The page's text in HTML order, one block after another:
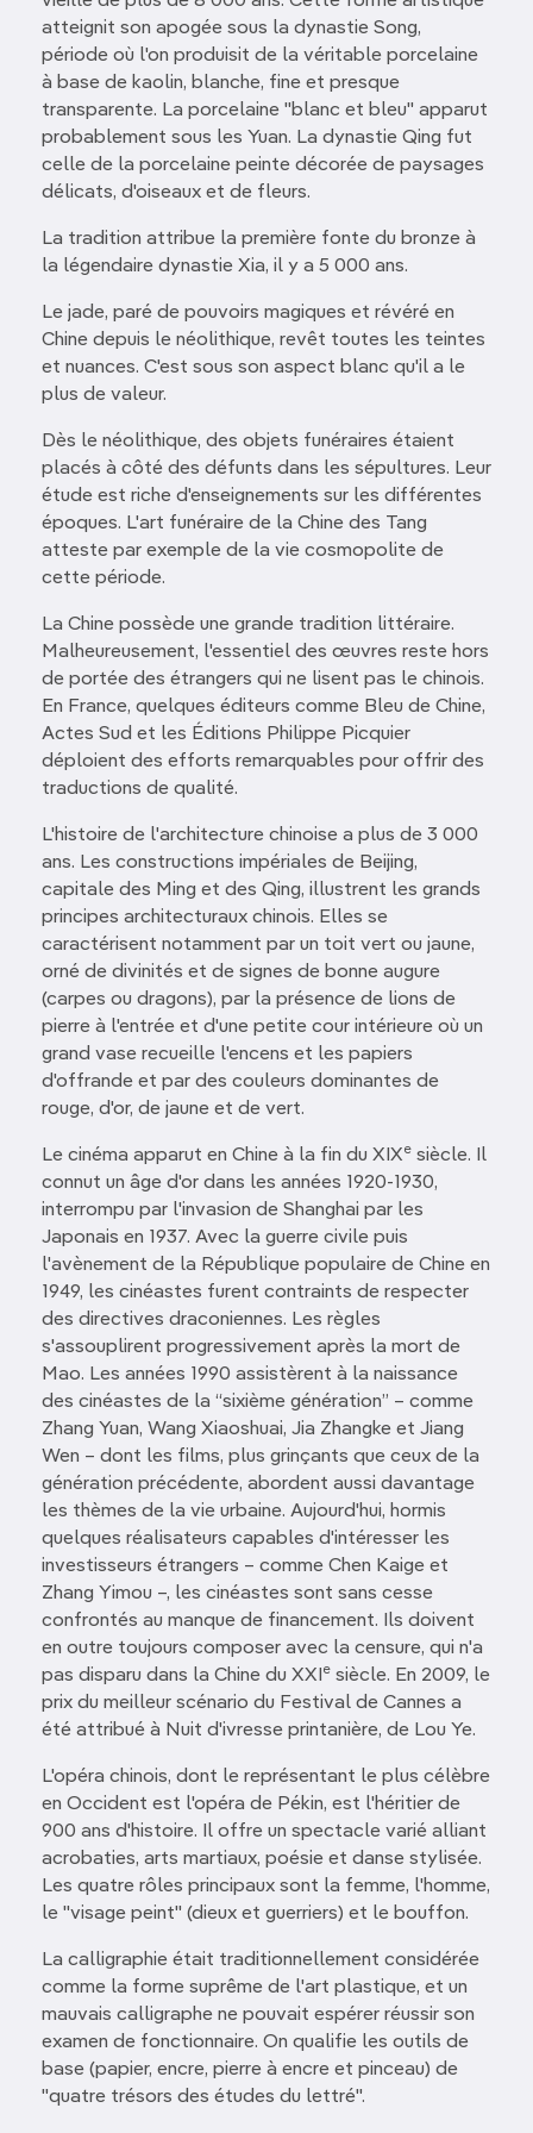
atteignit son apogée sous la dynastie Song,
période où l'on produisit de la véritable porcelaine
à base de kaolin, blanche, fine et presque
transparente. La porcelaine "blanc et bleu" apparut
probablement sous les Yuan. La dynastie Qing fut
celle de la porcelaine peinte décorée de paysages
délicats, d'oiseaux et de fleurs.
La tradition attribue la première fonte du bronze à
la légendaire dynastie Xia, il y a 5 000 ans.
Le jade, paré de pouvoirs magiques et révéré en
Chine depuis le néolithique, revêt toutes les teintes
et nuances. C'est sous son aspect blanc qu'il a le
plus de valeur.
Dès le néolithique, des objets funéraires étaient
placés à côté des défunts dans les sépultures. Leur
étude est riche d'enseignements sur les différentes
époques. L'art funéraire de la Chine des Tang
atteste par exemple de la vie cosmopolite de
cette période.
La Chine possède une grande tradition littéraire.
Malheureusement, l'essentiel des œuvres reste hors
de portée des étrangers qui ne lisent pas le chinois.
En France, quelques éditeurs comme Bleu de Chine,
Actes Sud et les Éditions Philippe Picquier
déploient des efforts remarquables pour offrir des
traductions de qualité.
L'histoire de l'architecture chinoise a plus de 3 000
ans. Les constructions impériales de Beijing,
capitale des Ming et des Qing, illustrent les grands
principes architecturaux chinois. Elles se
caractérisent notamment par un toit vert ou jaune,
orné de divinités et de signes de bonne augure
(carpes ou dragons), par la présence de lions de
pierre à l'entrée et d'une petite cour intérieure où un
grand vase recueille l'encens et les papiers
d'offrande et par des couleurs dominantes de
rouge, d'or, de jaune et de vert.
Le cinéma apparut en Chine à la fin du XIXe siècle. Il
connut un âge d'or dans les années 1920-1930,
interrompu par l'invasion de Shanghai par les
Japonais en 1937. Avec la guerre civile puis
l'avènement de la République populaire de Chine en
1949, les cinéastes furent contraints de respecter
des directives draconiennes. Les règles
s'assouplirent progressivement après la mort de
Mao. Les années 1990 assistèrent à la naissance
des cinéastes de la “sixième génération” – comme
Zhang Yuan, Wang Xiaoshuai, Jia Zhangke et Jiang
Wen – dont les films, plus grinçants que ceux de la
génération précédente, abordent aussi davantage
les thèmes de la vie urbaine. Aujourd'hui, hormis
quelques réalisateurs capables d'intéresser les
investisseurs étrangers – comme Chen Kaige et
Zhang Yimou –, les cinéastes sont sans cesse
confrontés au manque de financement. Ils doivent
en outre toujours composer avec la censure, qui n'a
pas disparu dans la Chine du XXI e siècle. En 2009, le
prix du meilleur scénario du Festival de Cannes a
été attribué à Nuit d'ivresse printanière, de Lou Ye.
L'opéra chinois, dont le représentant le plus célèbre
en Occident est l'opéra de Pékin, est l'héritier de
900 ans d'histoire. Il offre un spectacle varié alliant
acrobaties, arts martiaux, poésie et danse stylisée.
Les quatre rôles principaux sont la femme, l'homme,
le "visage peint" (dieux et guerriers) et le bouffon.
La calligraphie était traditionnellement considérée
comme la forme suprême de l'art plastique, et un
mauvais calligraphe ne pouvait espérer réussir son
examen de fonctionnaire. On qualifie les outils de
base (papier, encre, pierre à encre et pinceau) de
"quatre trésors des études du lettré".